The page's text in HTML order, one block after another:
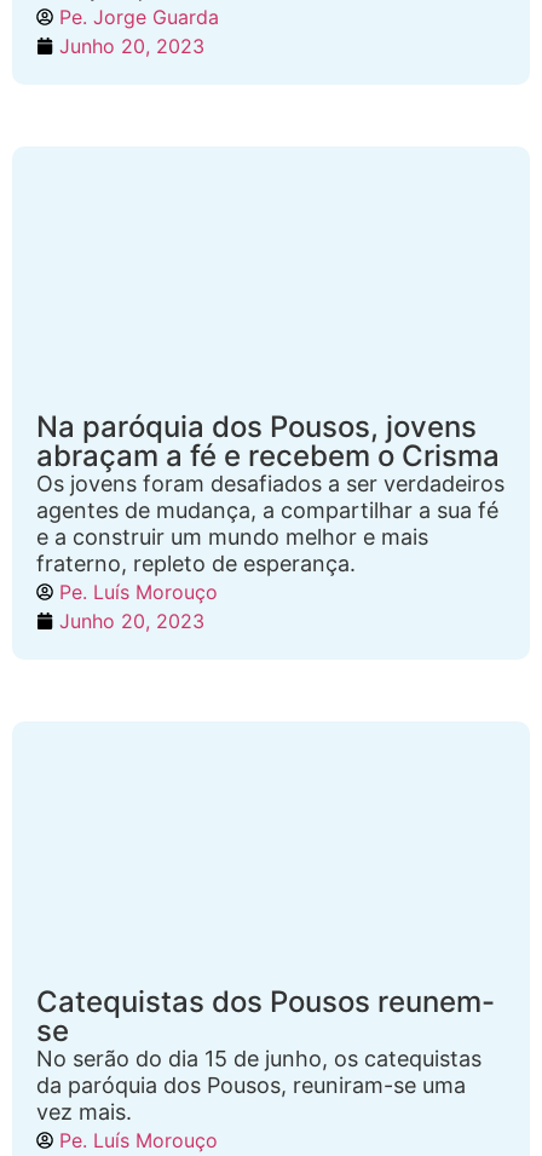
Pe. Jorge Guarda
Junho 20, 2023
Na paróquia dos Pousos, jovens
abraçam a fé e recebem o Crisma
Os jovens foram desafiados a ser verdadeiros
agentes de mudança, a compartilhar a sua fé
e a construir um mundo melhor e mais
fraterno, repleto de esperança.
Pe. Luís Morouço
Junho 20, 2023
Catequistas dos Pousos reunem-
se
No serão do dia 15 de junho, os catequistas
da paróquia dos Pousos, reuniram-se uma
vez mais.
Pe. Luís Morouço